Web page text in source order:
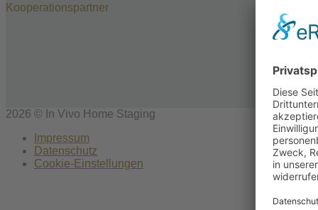
Kooperationspartner
2026 © In Vivo Home Staging
Impressum
Datenschutz
Cookie-Einstellungen